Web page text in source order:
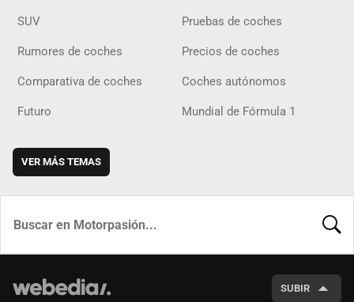
SUV Pruebas de coches
Rumores de coches Precios de coches
Comparativa de coches Coches autónomos
Futuro Mundial de Fórmula 1
VER MÁS TEMAS
SUBIR